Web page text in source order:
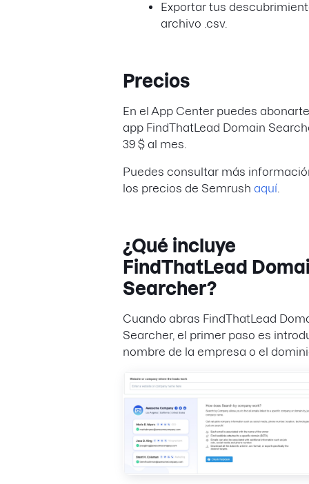
Exportar tus
archivo .csv.
Precios
En el App Center puedes
app FindThatLead Domain
39 $ al mes.
Puedes consultar más
los precios de Semrush aquí
¿Qué incluye
FindThatLead
Searcher?
Cuando abras FindThatLead
Searcher, el primer paso es
nombre de la empresa o el